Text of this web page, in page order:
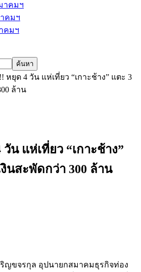
าคมฯ
คมฯ
คมฯ
หยุด 4 วัน แห่เที่ยว “เกาะช้าง” แตะ 3
ล้าน
น แห่เที่ยว “เกาะช้าง”
นสะพัดกว่า 300 ล้าน
ริญขจรกุล อุปนายกสมาคมธุรกิจท่อง